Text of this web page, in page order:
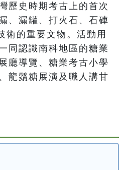
歷史時期考古上的首次
、漏罐、打火石、石硨
術的重要文物。活動用
同認識南科地區的糖業
廳導覽、糖業考古小學
龍鬚糖展演及職人講甘